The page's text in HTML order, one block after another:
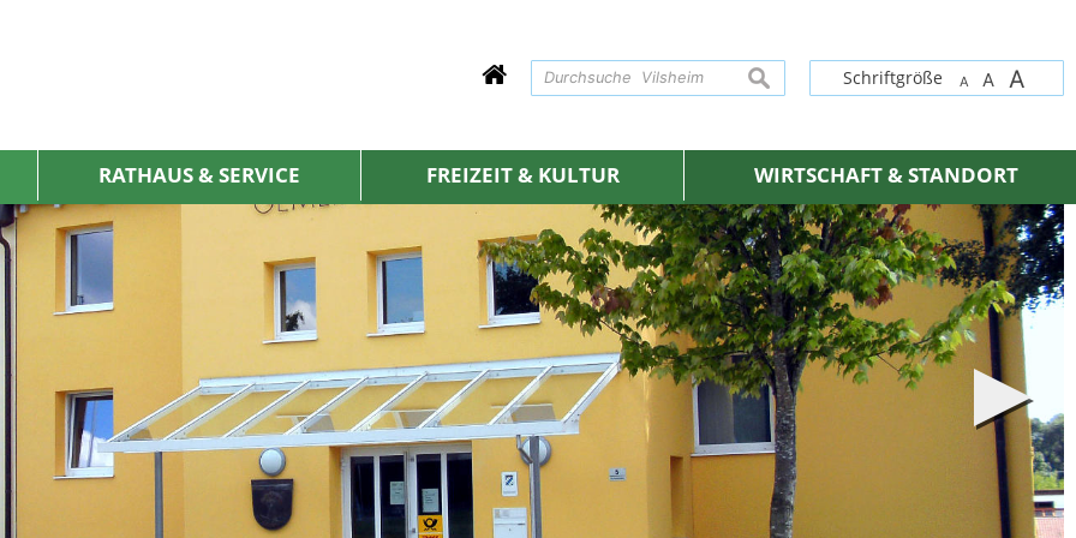
Schriftgröße A A A
suchen
RATHAUS & SERVICE FREIZEIT & KULTUR WIRTSCHAFT & STANDORT